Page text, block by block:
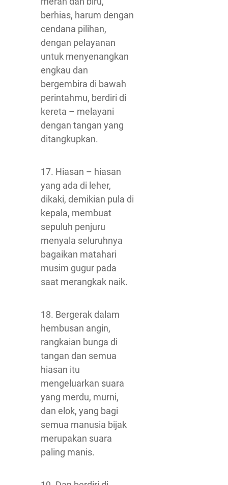
berhias, harum dengan
cendana pilihan,
dengan pelayanan
untuk menyenangkan
engkau dan
bergembira di bawah
perintahmu, berdiri di
kereta – melayani
dengan tangan yang
ditangkupkan.
17. Hiasan – hiasan
yang ada di leher,
dikaki, demikian pula di
kepala, membuat
sepuluh penjuru
menyala seluruhnya
bagaikan matahari
musim gugur pada
saat merangkak naik.
18. Bergerak dalam
hembusan angin,
rangkaian bunga di
tangan dan semua
hiasan itu
mengeluarkan suara
yang merdu, murni,
dan elok, yang bagi
semua manusia bijak
merupakan suara
paling manis.